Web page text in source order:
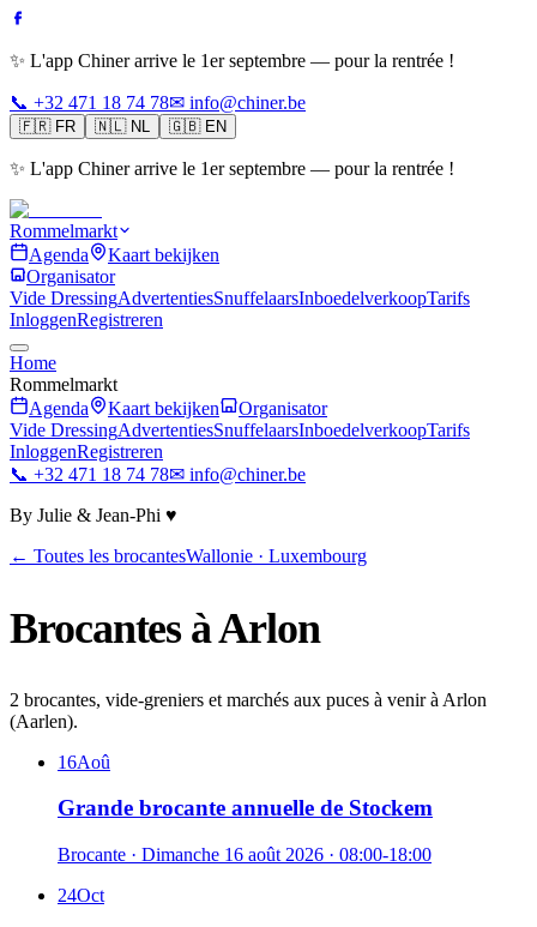
✨ L'app Chiner arrive le 1er septembre — pour la rentrée !
📞 +32 471 18 74 78✉ info@chiner.be
🇫🇷 FR 🇳🇱 NL 🇬🇧 EN
✨ L'app Chiner arrive le 1er septembre — pour la rentrée !
Rommelmarkt
Agenda
Kaart bekijken
Organisator
Vide DressingAdvertentiesSnuffelaarsInboedelverkoopTarifs
InloggenRegistreren
Home
Rommelmarkt
Agenda
Kaart bekijken
Organisator
Vide DressingAdvertentiesSnuffelaarsInboedelverkoopTarifs
InloggenRegistreren
📞 +32 471 18 74 78✉ info@chiner.be
By Julie & Jean-Phi ♥
← Toutes les brocantesWallonie · Luxembourg
Brocantes àArlon
2 brocantes, vide-greniers et marchés aux puces à venir à Arlon
(Aarlen).
16Aoû
Grande brocante annuelle de Stockem
Brocante · Dimanche 16 août 2026 · 08:00-18:00
24Oct